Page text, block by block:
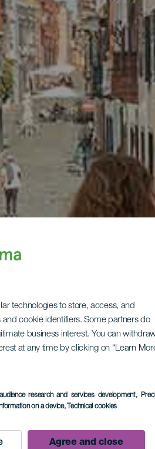
technologies to store, access, and
cookie identifiers. Some partners do
business interest. You can
at any time by clicking on “Learn
research and services development,
on a device, Technical cookies
Agree and close